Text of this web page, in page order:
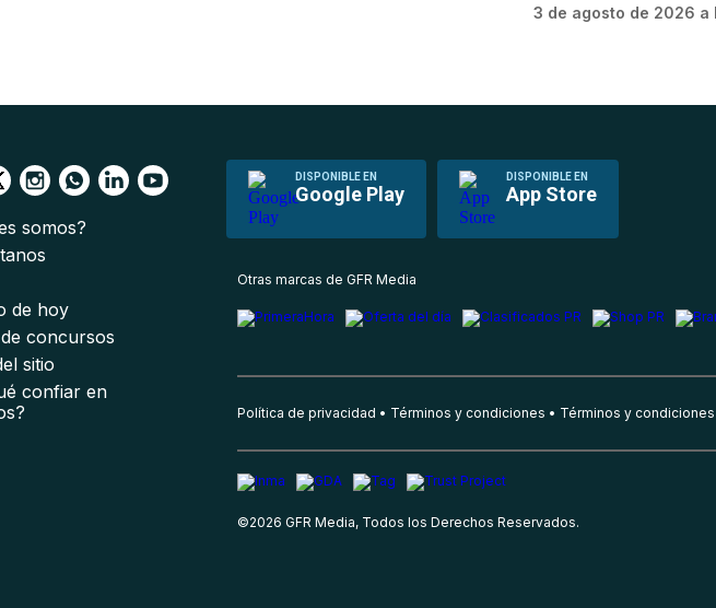
3 de agosto de 2026 a
DISPONIBLE EN
Google Play
DISPONIBLE EN
App Store
somos?
de hoy
concursos
sitio
confiar en
Otras marcas de GFR Media
Política de privacidad Términos y condiciones Términos y
©2026 GFR Media, Todos los Derechos Reservados.